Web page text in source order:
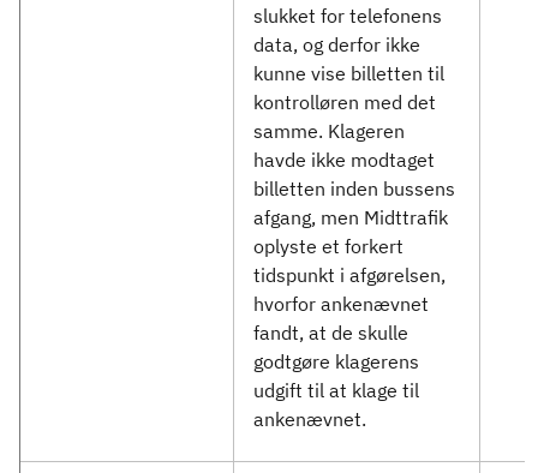
slukket for telefonens
data, og derfor ikke
kunne vise billetten til
kontrolløren med det
samme. Klageren
havde ikke modtaget
billetten inden bussens
afgang, men Midttrafik
oplyste et forkert
tidspunkt i afgørelsen,
hvorfor ankenævnet
fandt, at de skulle
godtgøre klagerens
udgift til at klage til
ankenævnet.